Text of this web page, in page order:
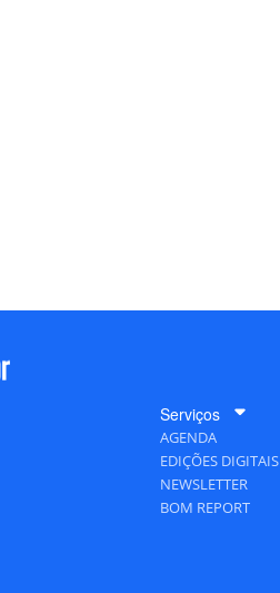
Serviços
AGENDA
EDIÇÕES DIGITAIS
NEWSLETTER
BOM REPORT